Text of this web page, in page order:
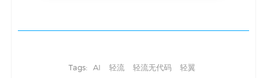
Tags: AI 轻流 轻流无代码 轻翼